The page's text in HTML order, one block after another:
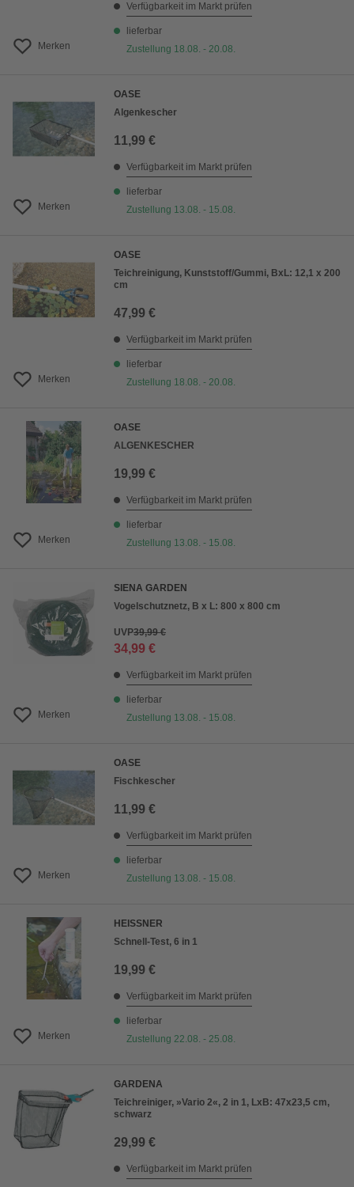
Merken
Verfügbarkeit im Markt prüfen
lieferbar
Zustellung 18.08. - 20.08.
Merken
OASE
Algenkescher
11,99 €
Verfügbarkeit im Markt prüfen
lieferbar
Zustellung 13.08. - 15.08.
Merken
OASE
Teichreinigung, Kunststoff/Gummi, BxL: 12,1 x 200
cm
47,99 €
Verfügbarkeit im Markt prüfen
lieferbar
Zustellung 18.08. - 20.08.
Merken
OASE
ALGENKESCHER
19,99 €
Verfügbarkeit im Markt prüfen
lieferbar
Zustellung 13.08. - 15.08.
Merken
SIENA GARDEN
Vogelschutznetz, B x L: 800 x 800 cm
UVP39,99 €
34,99 €
Verfügbarkeit im Markt prüfen
lieferbar
Zustellung 13.08. - 15.08.
Merken
OASE
Fischkescher
11,99 €
Verfügbarkeit im Markt prüfen
lieferbar
Zustellung 13.08. - 15.08.
Merken
HEISSNER
Schnell-Test, 6 in 1
19,99 €
Verfügbarkeit im Markt prüfen
lieferbar
Zustellung 22.08. - 25.08.
GARDENA
Teichreiniger, »Vario 2«, 2 in 1, LxB: 47x23,5 cm,
schwarz
29,99 €
Verfügbarkeit im Markt prüfen